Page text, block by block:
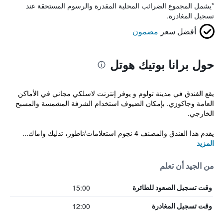
*يشمل المجموع الضرائب المحلية المقدرة والرسوم المستحقة عند
تسجيل المغادرة.
أفضل سعر مضمون
حول برانا بوتيك هوتل
يقع الفندق في مدينة تولوم و يوفر إنترنت لاسلكي مجاني في الأماكن
العامة وجاكوزي. بإمكان الضيوف استخدام الشرفة المشمسة والمسبح
الخارجي.
يقدم هذا الفندق والمصنف 4 نجوم استعلامات/ناطور، تدليك واماك...
المزيد
من الجيد أن تعلم
وقت تسجيل الصعود للطائرة 15:00
وقت تسجيل المغادرة 12:00